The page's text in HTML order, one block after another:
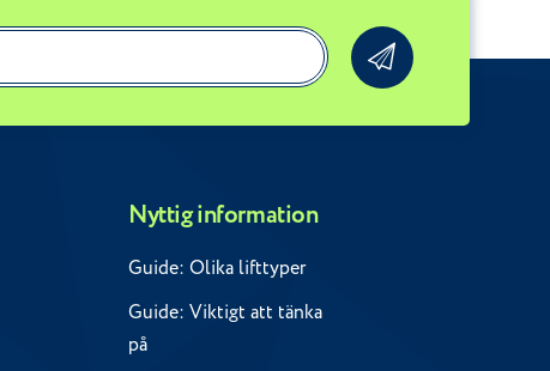
Nyttig information
Guide: Olika lifttyper
Guide: Viktigt att tänka
på